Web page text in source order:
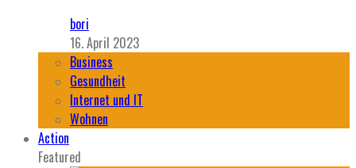
bori
16. April 2023
Business
Gesundheit
Internet und IT
Wohnen
Action
Featured